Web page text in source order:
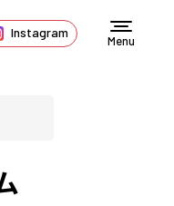
Instagram
Menu